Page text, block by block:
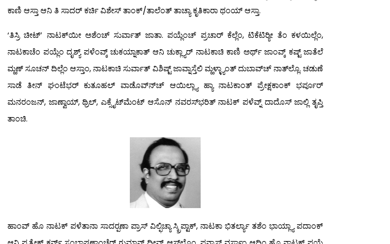
ಕಾಣಿ ಆಸ್ತಾ ಆನಿ ತಿ ಸಾದರ್ ಕರ್ಚಿ ವಿಶೇಸ್ ತಾಂಕ್/ತಾಲೆಂತ್ ತಾಚ್ಯಾ ಕೃತಿಕಾರಾ ಥಂಯ್ ಆಸ್ತಾ.
‘ತಿಸ್ರಿ ಚೀಟ್’ ನಾಟಕ್‍ಯೀ ಅಶೆಂಚ್ ಸುರ್ವಾತ್ ಜಾತಾ. ಪಯ್ಲೆಂಚ್ ಪ್ರಚಾರ್ ಕೆಲ್ಲೆಂ, ಟಿಕೆಟಿರ್‍ಯೀ ತೆಂ ಕಳಯಿಲ್ಲೆಂ,
ನಾಟಕಾಚೆಂ ಪಯ್ಲೆಂ ದೃಶ್ಯ್ ಪಳೆಂವ್ಕ್ ಚುಕಯ್ನಾಕಾತ್ ಆನಿ ಚುಕ್ಲ್ಯಾರ್ ನಾಟಕಾಚಿ ಕಾಣಿ ಅರ್ಥ್ ಜಾಂವ್ಕ್ ಕಷ್ಟ್ ಜಾತೆಲೆ
ಮ್ಹಣ್ ಸೂಚನ್ ದಿಲ್ಲೆಂ ಆಸ್ತಾಂ, ನಾಟಕಾಚಿ ಸುರ್ವಾತ್ ವಿಶಿಷ್ಟ್ ಜಾವ್ನಾಸ್ತೆಲಿ ಮ್ಹಳ್ಳ್ಯಾಂತ್ ದುಬಾವ್‍ಚ್ ನಾತ್‍ಲ್ಲೊ. ಚಡುಣೆ
ಸಾಡೆ ತೀನ್ ಘಂಟೆಭರ್ ಕುತೂಹಲ್ ವಾಡೊವ್ನ್‍ಚ್ ಆಯಿಲ್ಲ್ಯಾ ಹ್ಯಾ ನಾಟಕಾಂತ್ ಪ್ರೇಕ್ಷಕಾಂಕ್ ಭರ್ಪೂರ್
ಮನರಂಜನ್, ಜಾಣ್ವಾಯ್, ಥ್ರಿಲ್, ಎಕ್ಸೈಟ್‍ಮೆಂಟ್ ಆಸೊನ್ ನವರಸ್‍ಭರಿತ್ ನಾಟಕ್ ಪಳೆವ್ನ್ ದಾದೊಸ್ ಜಾಲ್ಲಿ ತೃಪ್ತಿ
ತಾಂಚಿ.
ಹಾಂವ್ ಹೊ ನಾಟಕ್ ಪಳೆತಾನಾ ಸಾದರ್‍ಪಣಾ ಪ್ರಾಸ್ ವಿಲ್ಫಿಚ್ಯಾ ಸ್ಕ್ರಿಪ್ಟಾಕ್, ನಾಟಕಾ ಭಿತರ್ಲ್ಯಾ ತಶೆಂ ಭಾಯ್ಲ್ಯಾ ಪದಾಂಕ್